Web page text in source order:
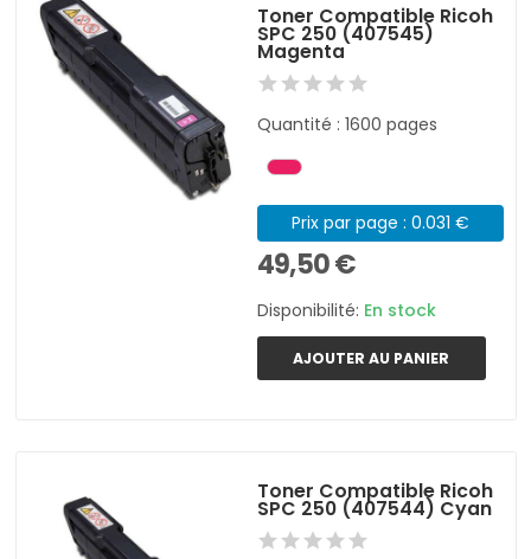
Toner Compatible Ricoh
SPC 250 (407545)
Magenta
Quantité : 1600 pages
Prix par page : 0.031 €
49,50 €
Disponibilité: En stock
AJOUTER AU PANIER
Toner Compatible Ricoh
SPC 250 (407544) Cyan